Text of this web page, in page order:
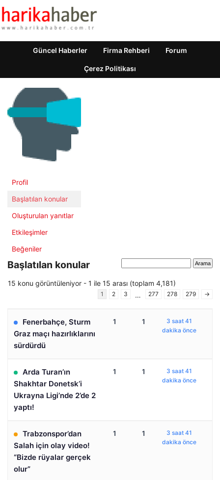
Güncel Haberler Firma Rehberi Forum
Çerez Politikası
Profil
Başlatılan konular
Oluşturulan yanıtlar
Etkileşimler
Beğeniler
Başlatılan konular
15 konu görüntüleniyor - 1 ile 15 arası (toplam 4,181)
1 2 3 … 277 278 279 →
Fenerbahçe, Sturm
Graz maçı hazırlıklarını
sürdürdü
1 1
3 saat 41
dakika önce
Arda Turan’ın
Shakhtar Donetsk’i
Ukrayna Ligi’nde 2’de 2
yaptı!
1 1
3 saat 41
dakika önce
Trabzonspor’dan
Salah için olay video!
“Bizde rüyalar gerçek
olur”
1 1
3 saat 41
dakika önce